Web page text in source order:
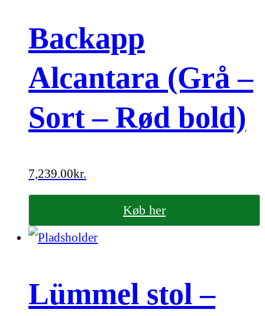
Backapp
Alcantara (Grå –
Sort – Rød bold)
7,239.00kr.
Køb her
Lümmel stol –